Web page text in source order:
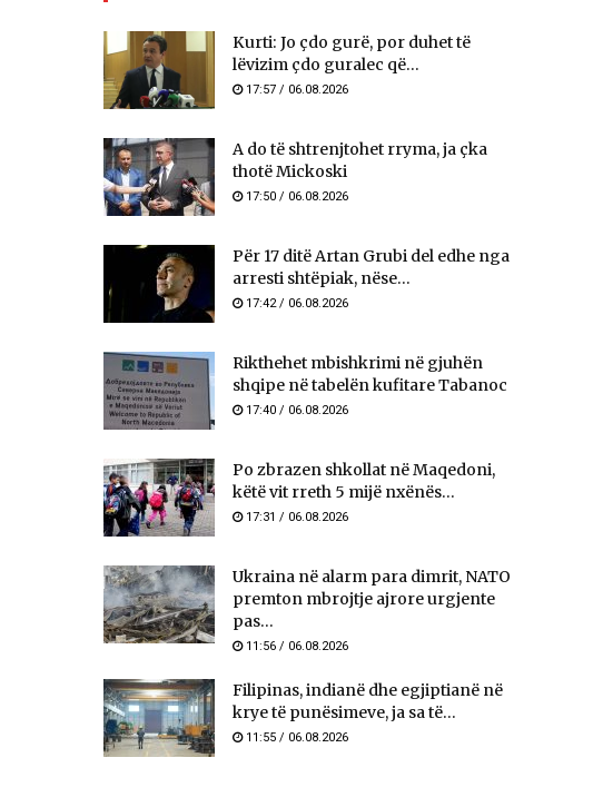
Kurti: Jo çdo gurë, por duhet të
lëvizim çdo guralec që...
17:57 / 06.08.2026
A do të shtrenjtohet rryma, ja çka
thotë Mickoski
17:50 / 06.08.2026
Për 17 ditë Artan Grubi del edhe nga
arresti shtëpiak, nëse...
17:42 / 06.08.2026
Rikthehet mbishkrimi në gjuhën
shqipe në tabelën kufitare Tabanoc
17:40 / 06.08.2026
Po zbrazen shkollat në Maqedoni,
këtë vit rreth 5 mijë nxënës...
17:31 / 06.08.2026
Ukraina në alarm para dimrit, NATO
premton mbrojtje ajrore urgjente
pas...
11:56 / 06.08.2026
Filipinas, indianë dhe egjiptianë në
krye të punësimeve, ja sa të...
11:55 / 06.08.2026